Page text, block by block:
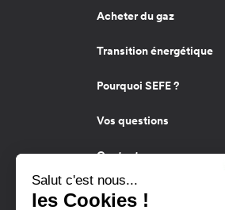
Acheter du gaz
Transition énergétique
Pourquoi SEFE ?
Vos questions
Contact